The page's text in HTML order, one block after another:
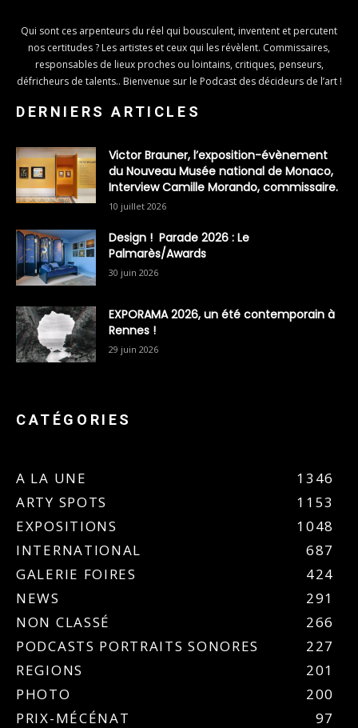
Qui sont ces arpenteurs du réel qui bousculent, inventent et percutent
nos certitudes ? Les artistes et ceux qui les révèlent. Commissaires,
responsables de lieux proches ou lointains, critiques, penseurs,
défricheurs de talents.. Bienvenue sur le Podcast des décideurs de l’art !
DERNIERS ARTICLES
Victor Brauner, l’exposition-évènement
du Nouveau Musée national de Monaco,
Interview Camille Morando, commissaire.
10 juillet 2026
Design ! Parade 2026 : Le
Palmarès/Awards
30 juin 2026
EXPORAMA 2026, un été contemporain à
Rennes !
29 juin 2026
CATÉGORIES
A LA UNE
1346
ARTY SPOTS
1153
EXPOSITIONS
1048
INTERNATIONAL
687
GALERIE FOIRES
424
NEWS
291
NON CLASSÉ
266
PODCASTS PORTRAITS SONORES
227
REGIONS
201
PHOTO
200
PRIX-MÉCÉNAT
97